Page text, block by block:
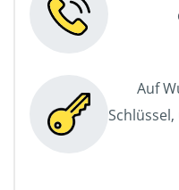
Auf